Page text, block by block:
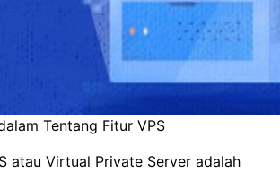
Tentang Fitur VPS
atau Virtual Private Server adalah